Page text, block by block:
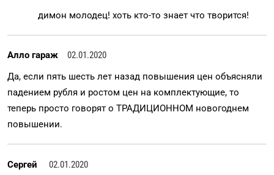
димон молодец! хоть кто-то знает что творится!
Алло гараж
02.01.2020
Да, если пять шесть лет назад повышения цен объясняли
падением рубля и ростом цен на комплектующие, то
теперь просто говорят о ТРАДИЦИОННОМ новогоднем
повышении.
Сергей
02.01.2020